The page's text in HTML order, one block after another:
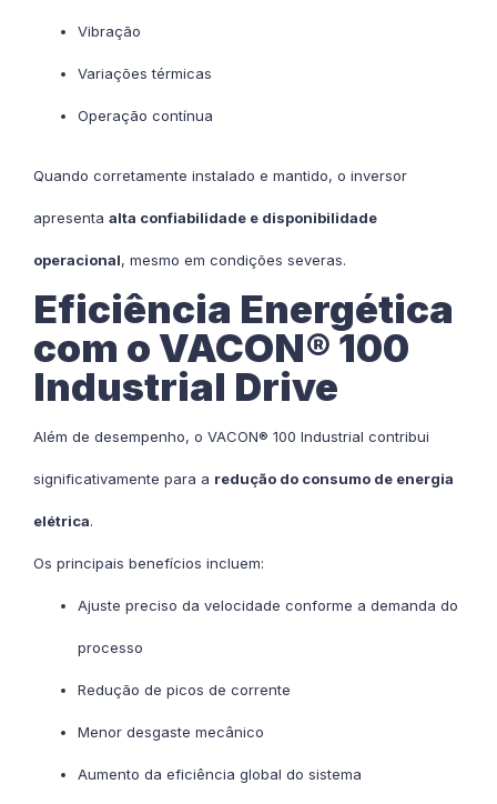
Vibração
Variações térmicas
Operação contínua
Quando corretamente instalado e mantido, o inversor
apresenta alta confiabilidade e disponibilidade
operacional, mesmo em condições severas.
Eficiência Energética
com o VACON® 100
Industrial Drive
Além de desempenho, o VACON® 100 Industrial contribui
significativamente para a redução do consumo de energia
elétrica.
Os principais benefícios incluem:
Ajuste preciso da velocidade conforme a demanda do
processo
Redução de picos de corrente
Menor desgaste mecânico
Aumento da eficiência global do sistema